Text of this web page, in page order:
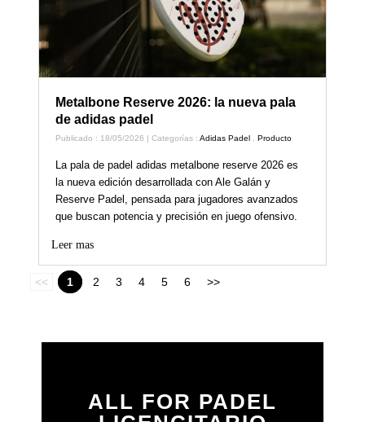
Metalbone Reserve 2026: la nueva pala
de adidas padel
Publicado : 18/05/2026 | Categorías :Adidas Padel ,Producto
La pala de padel adidas metalbone reserve 2026 es
la nueva edición desarrollada con Ale Galán y
Reserve Padel, pensada para jugadores avanzados
que buscan potencia y precisión en juego ofensivo.
Leer mas
<< 1 2 3 4 5 6 >>
ALL FOR PADEL